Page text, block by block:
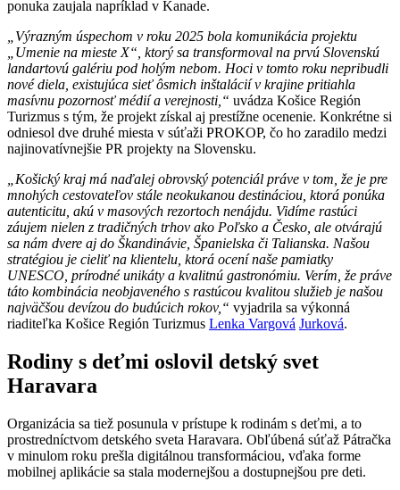
ponuka zaujala napríklad v Kanade.
„Výrazným úspechom v roku 2025 bola komunikácia projektu
„Umenie na mieste X“, ktorý sa transformoval na prvú Slovenskú
landartovú galériu pod holým nebom. Hoci v tomto roku nepribudli
nové diela, existujúca sieť ôsmich inštalácií v krajine pritiahla
masívnu pozornosť médií a verejnosti,“ uvádza Košice Región
Turizmus s tým, že projekt získal aj prestížne ocenenie. Konkrétne si
odniesol dve druhé miesta v súťaži PROKOP, čo ho zaradilo medzi
najinovatívnejšie PR projekty na Slovensku.
„Košický kraj má naďalej obrovský potenciál práve v tom, že je pre
mnohých cestovateľov stále neokukanou destináciou, ktorá ponúka
autenticitu, akú v masových rezortoch nenájdu. Vidíme rastúci
záujem nielen z tradičných trhov ako Poľsko a Česko, ale otvárajú
sa nám dvere aj do Škandinávie, Španielska či Talianska. Našou
stratégiou je cieliť na klientelu, ktorá ocení naše pamiatky
UNESCO, prírodné unikáty a kvalitnú gastronómiu. Verím, že práve
táto kombinácia neobjaveného s rastúcou kvalitou služieb je našou
najväčšou devízou do budúcich rokov,“ vyjadrila sa výkonná
riaditeľka Košice Región Turizmus Lenka Vargová Jurková.
Rodiny s deťmi oslovil detský svet
Haravara
Organizácia sa tiež posunula v prístupe k rodinám s deťmi, a to
prostredníctvom detského sveta Haravara. Obľúbená súťaž Pátračka
v minulom roku prešla digitálnou transformáciou, vďaka forme
mobilnej aplikácie sa stala modernejšou a dostupnejšou pre deti.